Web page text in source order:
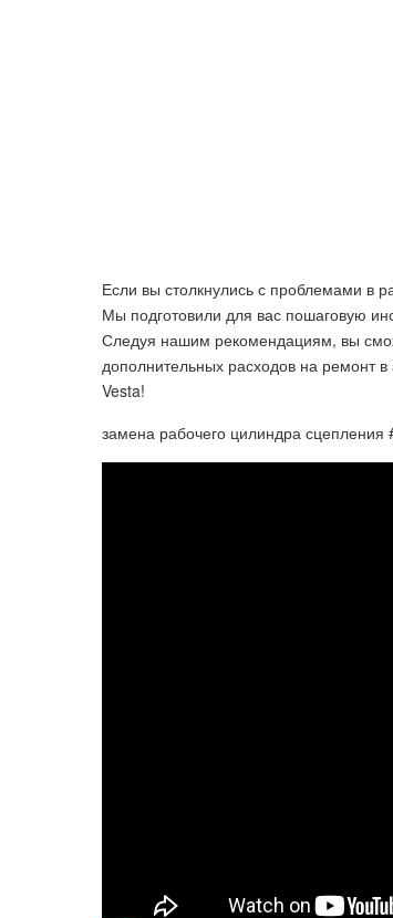
Если вы столкнулись с проблемами в
Мы подготовили для вас пошаговую
Следуя нашим рекомендациям, вы
дополнительных расходов на ремонт
Vesta!
замена рабочего цилиндра сцепления